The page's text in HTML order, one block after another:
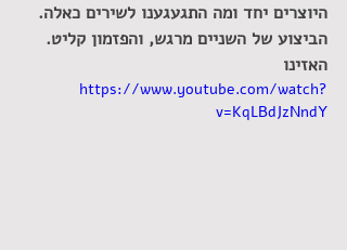
היוצרים יחד ומה התגעגענו לשירים כאלה.
הביצוע של השניים מרגש, והפזמון קליט.
האזינו
https://www.youtube.com/watch?
v=KqLBdJzNndY